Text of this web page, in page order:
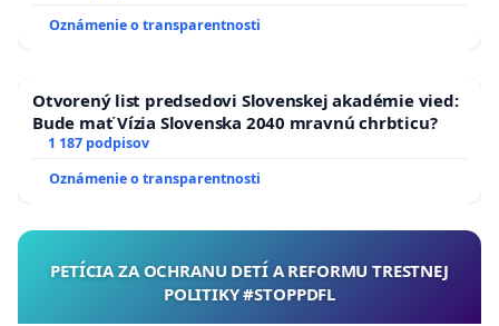
Oznámenie o transparentnosti
Otvorený list predsedovi Slovenskej akadémie vied:
Bude mať Vízia Slovenska 2040 mravnú chrbticu?
1 187 podpisov
Oznámenie o transparentnosti
PETÍCIA ZA OCHRANU DETÍ A REFORMU TRESTNEJ
POLITIKY #STOPPDFL